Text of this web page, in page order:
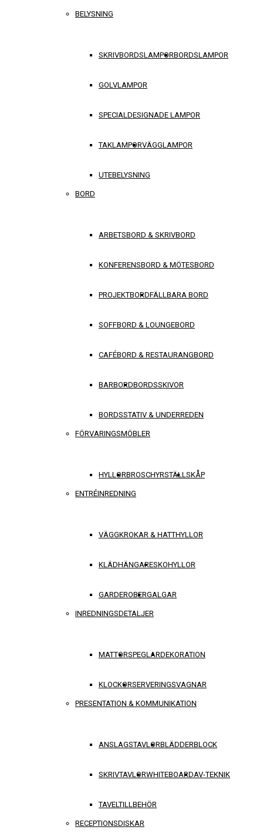
BELYSNING
SKRIVBORDSLAMPORBORDSLAMPOR
GOLVLAMPOR
SPECIALDESIGNADE LAMPOR
TAKLAMPORVÄGGLAMPOR
UTEBELYSNING
BORD
ARBETSBORD & SKRIVBORD
KONFERENSBORD & MÖTESBORD
PROJEKTBORDFÄLLBARA BORD
SOFFBORD & LOUNGEBORD
CAFÉBORD & RESTAURANGBORD
BARBORDBORDSSKIVOR
BORDSSTATIV & UNDERREDEN
FÖRVARINGSMÖBLER
HYLLORBROSCHYRSTÄLLSKÅP
ENTRÉINREDNING
VÄGGKROKAR & HATTHYLLOR
KLÄDHÄNGARESKOHYLLOR
GARDEROBERGALGAR
INREDNINGSDETALJER
MATTORSPEGLARDEKORATION
KLOCKORSERVERINGSVAGNAR
PRESENTATION & KOMMUNIKATION
ANSLAGSTAVLORBLÄDDERBLOCK
SKRIVTAVLORWHITEBOARDAV-TEKNIK
TAVELTILLBEHÖR
RECEPTIONSDISKAR